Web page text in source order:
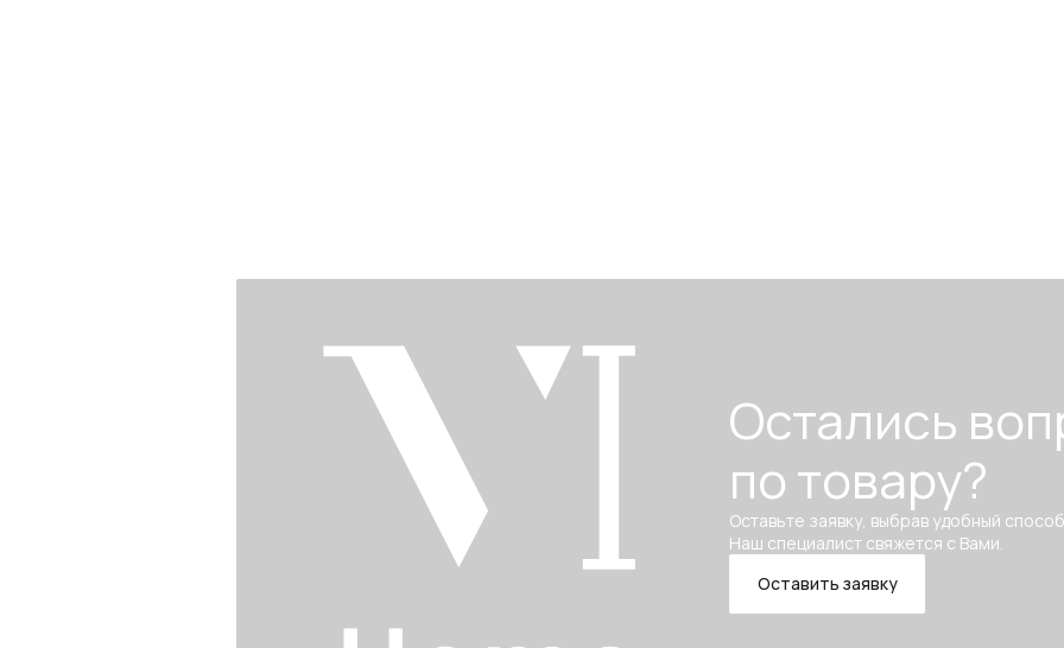
Остались
по товару?
Оставьте заявку, выбрав удобный
Наш специалист свяжется с Вами.
Оставить заявку